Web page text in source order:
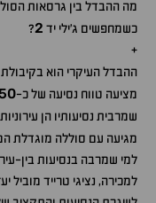
מה ההבדל בין גרסאות
כשמחפשים ג'ילי יד 2
?
+
ההבדל העיקרי הוא
מציעה טווח נסיעה של כ-
שמרבית נסיעותיו הן
מגיעה עם סוללה מוגדלת
למי שמרבה בנסיעות בין-
למכירה, נציגי טרייד